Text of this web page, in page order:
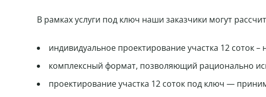
В рамках услуги под ключ наши заказчики могут
индивидуальное проектирование участка 12 соток
комплексный формат, позволяющий рационально
проектирование участка 12 соток под ключ —